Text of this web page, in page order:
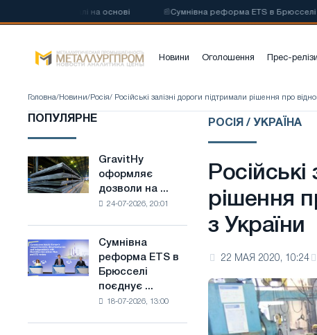
сталі на основі Сумнівна реформа ETS в Брюсселі
Новини Оголошення Прес-релізи
Головна/ Новини/ Росія/ Російські залізні дороги підтримали рішення про
ПОПУЛЯРНЕ
GravitHy
оформляє
дозволи
з
виробництва
низьковуглецевої
основі
GravitHy
оформляє
дозволи на ...
24-07-2026, 20:01
Сумнівна
реформа
ETS
Сумнівна
реформа ETS в
Брюсселі
поєднує ...
18-07-2026, 13:00
РОСІЯ / УКРАЇНА
рішення
з України
22 МАЯ 2020, 10:24